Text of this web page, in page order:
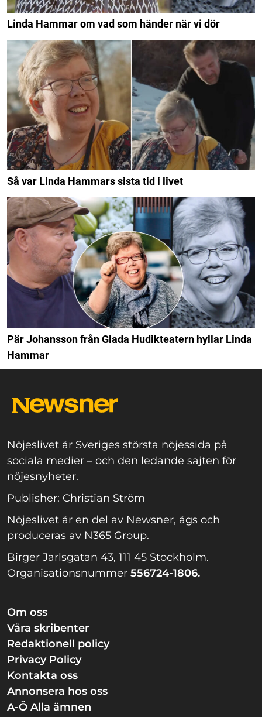
Linda Hammar om vad som händer när vi dör
Så var Linda Hammars sista tid i livet
Pär Johansson från Glada Hudikteatern hyllar Linda
Hammar
Nöjeslivet är Sveriges största nöjessida på
sociala medier – och den ledande sajten för
nöjesnyheter.
Publisher: Christian Ström
Nöjeslivet är en del av Newsner, ägs och
produceras av N365 Group.
Birger Jarlsgatan 43, 111 45 Stockholm.
Organisationsnummer 556724-1806.
Om oss
Våra skribenter
Redaktionell policy
Privacy Policy
Kontakta oss
Annonsera hos oss
A-Ö Alla ämnen